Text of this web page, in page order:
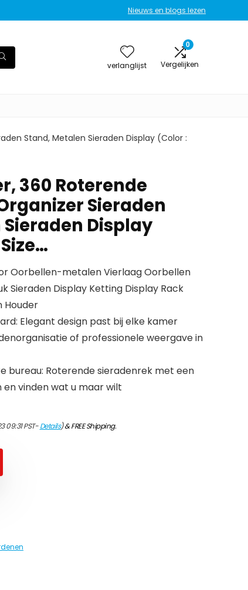
Nieuws en blogs lezen
verlanglijst
0
Vergelijken
Stand, Metalen Sieraden Display (Color :
360 Roterende
Sieraden
Display
Oorbellen-metalen Vierlaag Oorbellen
Sieraden Display Ketting Display Rack
Houder
Elegant design past bij elke kamer
of professionele weergave in
bureau: Roterende sieradenrek met een
vinden wat u maar wilt
09:31 PST-Details)&FREE Shipping.